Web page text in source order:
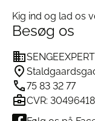
Kig ind og lad os
Besøg os
75 83 32 77
CVR: 30496418